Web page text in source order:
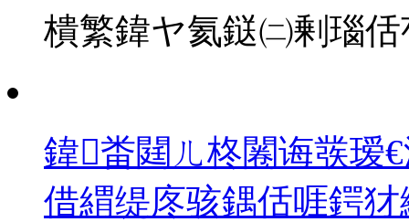
樻繁鍏ヤ氦鎹㈡剰瑙
鍏畨閮ㄦ柊闂诲彂瑷
借緭缇庝骇鍝佸啀鍔